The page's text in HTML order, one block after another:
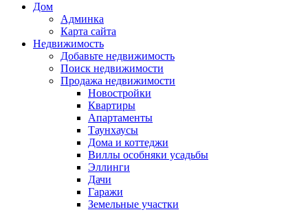
Дом
Админка
Карта сайта
Недвижимость
Добавьте недвижимость
Поиск недвижимости
Продажа недвижимости
Новостройки
Квартиры
Апартаменты
Таунхаусы
Дома и коттеджи
Виллы особняки усадьбы
Эллинги
Дачи
Гаражи
Земельные участки